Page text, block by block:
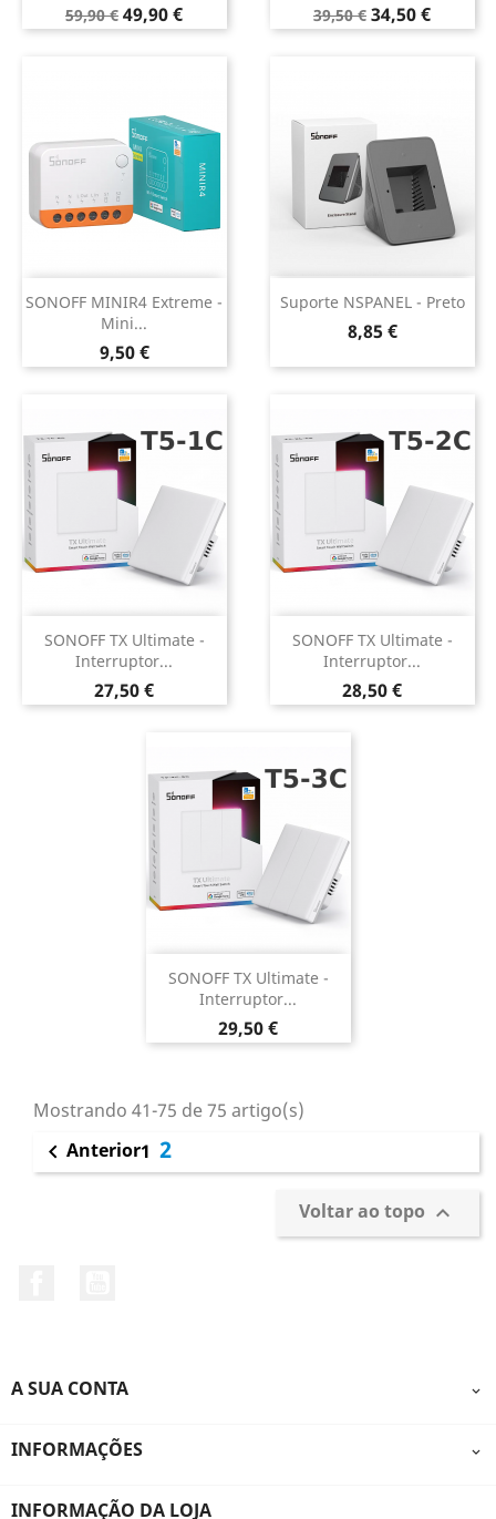
Preço
normal
59,90 € Preço
49,90 €
Preço
normal
39,50 € Preço
34,50 €
SONOFF MINIR4 Extreme -
Mini...
Preço
9,50 €
Suporte NSPANEL - Preto
Preço
8,85 €
SONOFF TX Ultimate -
Interruptor...
Preço
27,50 €
SONOFF TX Ultimate -
Interruptor...
Preço
28,50 €
SONOFF TX Ultimate -
Interruptor...
Preço
29,50 €
Mostrando 41-75 de 75 artigo(s)
 Anterior1 2
Voltar ao topo 
A SUA CONTA 
INFORMAÇÕES 
INFORMAÇÃO DA LOJA